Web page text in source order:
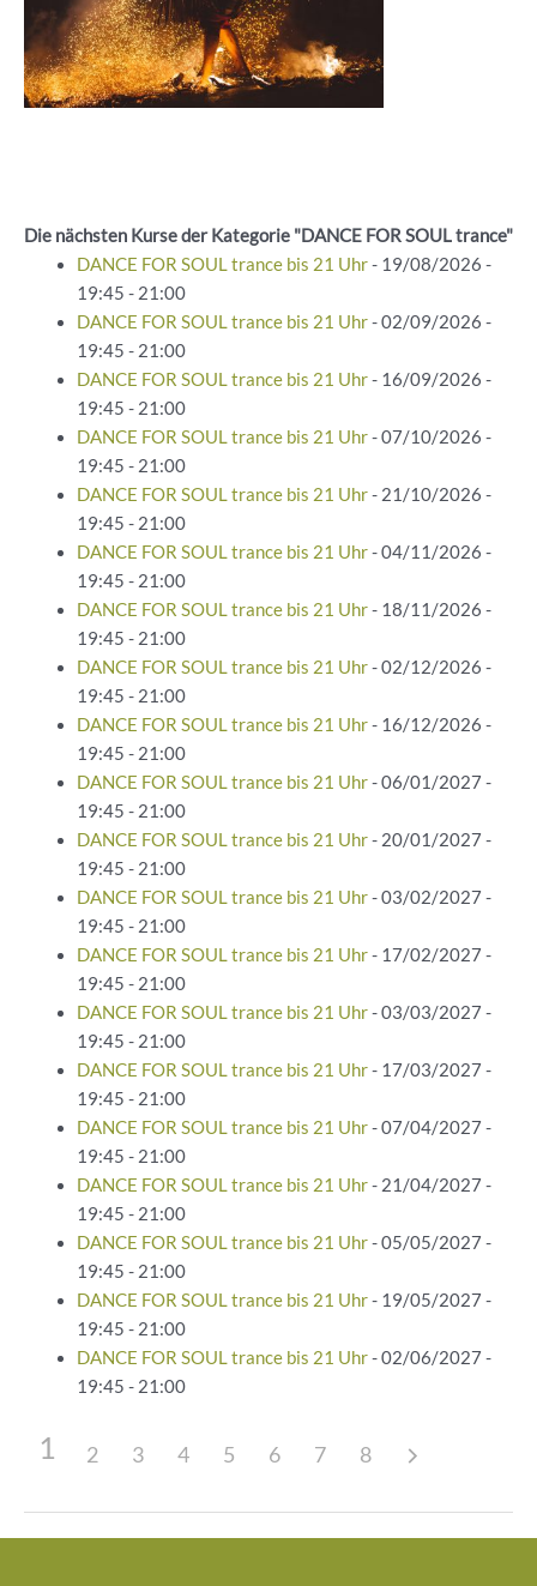
Die nächsten Kurse der Kategorie "DANCE FOR SOUL trance"
DANCE FOR SOUL trance bis 21 Uhr- 19/08/2026 -
19:45 - 21:00
DANCE FOR SOUL trance bis 21 Uhr- 02/09/2026 -
19:45 - 21:00
DANCE FOR SOUL trance bis 21 Uhr- 16/09/2026 -
19:45 - 21:00
DANCE FOR SOUL trance bis 21 Uhr- 07/10/2026 -
19:45 - 21:00
DANCE FOR SOUL trance bis 21 Uhr- 21/10/2026 -
19:45 - 21:00
DANCE FOR SOUL trance bis 21 Uhr- 04/11/2026 -
19:45 - 21:00
DANCE FOR SOUL trance bis 21 Uhr- 18/11/2026 -
19:45 - 21:00
DANCE FOR SOUL trance bis 21 Uhr- 02/12/2026 -
19:45 - 21:00
DANCE FOR SOUL trance bis 21 Uhr- 16/12/2026 -
19:45 - 21:00
DANCE FOR SOUL trance bis 21 Uhr- 06/01/2027 -
19:45 - 21:00
DANCE FOR SOUL trance bis 21 Uhr- 20/01/2027 -
19:45 - 21:00
DANCE FOR SOUL trance bis 21 Uhr- 03/02/2027 -
19:45 - 21:00
DANCE FOR SOUL trance bis 21 Uhr- 17/02/2027 -
19:45 - 21:00
DANCE FOR SOUL trance bis 21 Uhr- 03/03/2027 -
19:45 - 21:00
DANCE FOR SOUL trance bis 21 Uhr- 17/03/2027 -
19:45 - 21:00
DANCE FOR SOUL trance bis 21 Uhr- 07/04/2027 -
19:45 - 21:00
DANCE FOR SOUL trance bis 21 Uhr- 21/04/2027 -
19:45 - 21:00
DANCE FOR SOUL trance bis 21 Uhr- 05/05/2027 -
19:45 - 21:00
DANCE FOR SOUL trance bis 21 Uhr- 19/05/2027 -
19:45 - 21:00
DANCE FOR SOUL trance bis 21 Uhr- 02/06/2027 -
19:45 - 21:00
1 2 3 4 5 6 7 8